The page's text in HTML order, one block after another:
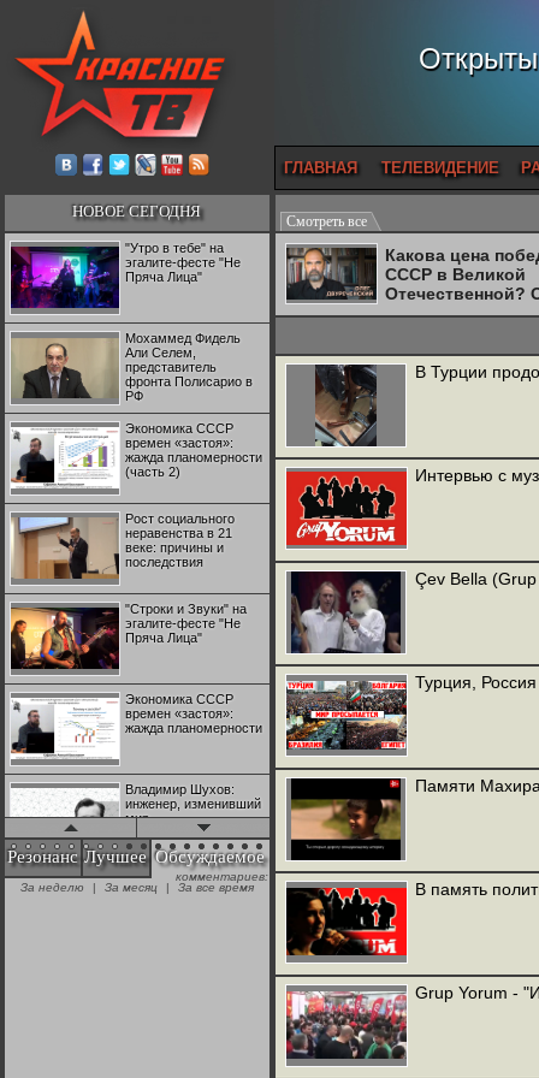
ГЛАВНАЯ ТЕЛЕВИДЕНИЕ
НОВОЕ СЕГОДНЯ
"Утро в тебе" на
эгалите-фесте "Не
Пряча Лица"
Мохаммед Фидель
Али Селем,
представитель
фронта Полисарио в
РФ
Экономика СССР
времен «застоя»:
жажда планомерности
(часть 2)
Рост социального
неравенства в 21
веке: причины и
последствия
"Строки и Звуки" на
эгалите-фесте "Не
Пряча Лица"
Экономика СССР
времен «застоя»:
жажда планомерности
Владимир Шухов:
инженер, изменивший
мир
"Аркадий Коц" на
эгалите-фесте "Не
Резонанс Лучшее Обсуждаемое
комментариев:
За неделю
| За месяц | За все время
Смотреть все
Какова цена
СССР в Великой
Отечественной?
Двуреченский о
В Турции
Интервью с
Çev Bella
Турция,
Памяти
В память
Grup Yorum -